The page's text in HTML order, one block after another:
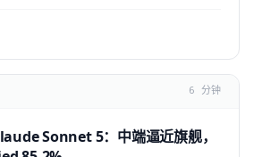
6 分钟
Sonnet 5：中端逼近旗舰，